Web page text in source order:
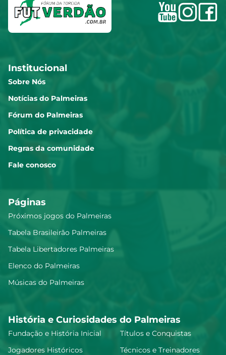
Institucional
Sobre Nós
Notícias do Palmeiras
Fórum do Palmeiras
Política de privacidade
Regras da comunidade
Fale conosco
Páginas
Próximos jogos do Palmeiras
Tabela Brasileirão Palmeiras
Tabela Libertadores Palmeiras
Elenco do Palmeiras
Músicas do Palmeiras
História e Curiosidades do Palmeiras
Fundação e História Inicial
Títulos e Conquistas
Jogadores Históricos
Técnicos e Treinadores